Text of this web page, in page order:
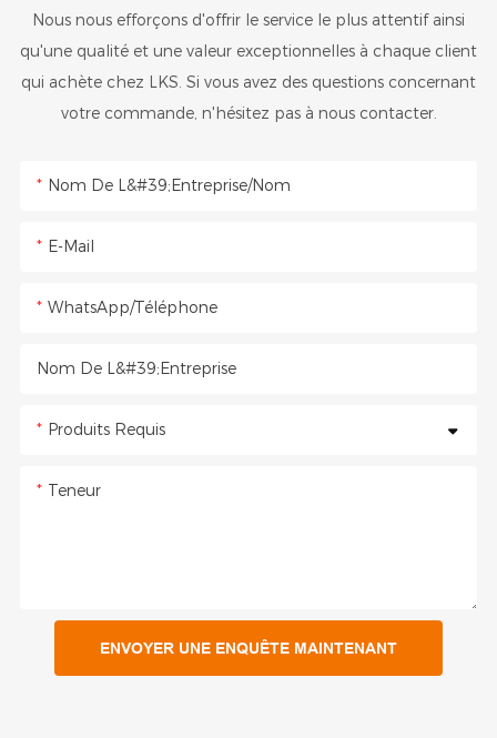
Nous nous efforçons d'offrir le service le plus attentif ainsi
qu'une qualité et une valeur exceptionnelles à chaque client
qui achète chez LKS. Si vous avez des questions concernant
votre commande, n'hésitez pas à nous contacter.
Nom De L&#39;entreprise/Nom
E-Mail
WhatsApp/Téléphone
Nom De L&#39;entreprise
Produits Requis
Teneur
ENVOYER UNE ENQUÊTE MAINTENANT